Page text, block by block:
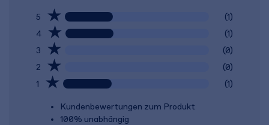
5
(1)
4
(1)
3
(0)
2
(0)
1
(1)
Kundenbewertungen zum Produkt
100% unabhängig